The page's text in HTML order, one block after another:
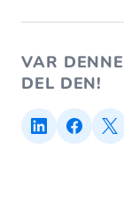
VAR
DEL DEN!